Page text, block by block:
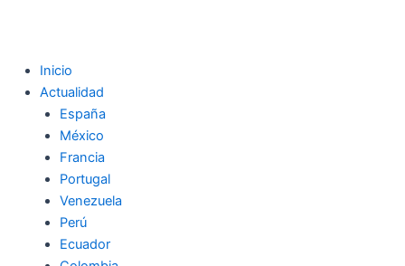
Inicio
Actualidad
España
México
Francia
Portugal
Venezuela
Perú
Ecuador